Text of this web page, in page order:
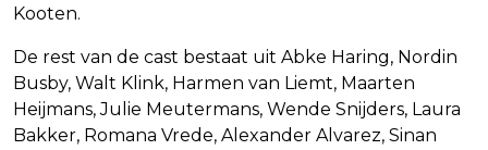
Kooten.
De rest van de cast bestaat uit Abke Haring, Nordin
Busby, Walt Klink, Harmen van Liemt, Maarten
Heijmans, Julie Meutermans, Wende Snijders, Laura
Bakker, Romana Vrede, Alexander Alvarez, Sinan